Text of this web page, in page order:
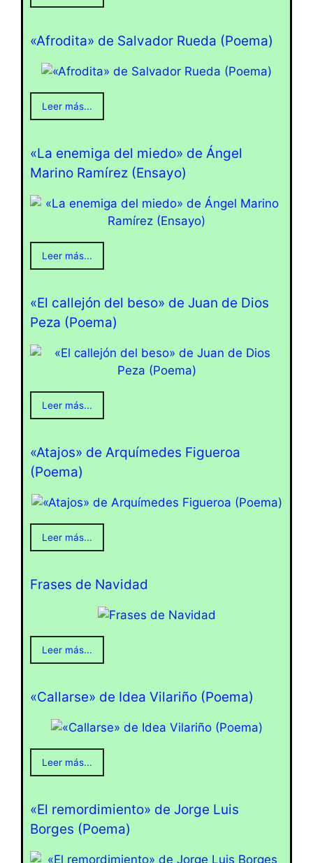
«Afrodita» de Salvador Rueda (Poema)
Leer más...
«La enemiga del miedo» de Ángel
Marino Ramírez (Ensayo)
Leer más...
«El callejón del beso» de Juan de Dios
Peza (Poema)
Leer más...
«Atajos» de Arquímedes Figueroa
(Poema)
Leer más...
Frases de Navidad
Leer más...
«Callarse» de Idea Vilariño (Poema)
Leer más...
«El remordimiento» de Jorge Luis
Borges (Poema)